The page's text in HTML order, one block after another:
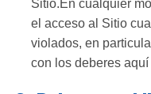
Sitio.En cualquier
el acceso al Sitio
violados, en
con los deberes